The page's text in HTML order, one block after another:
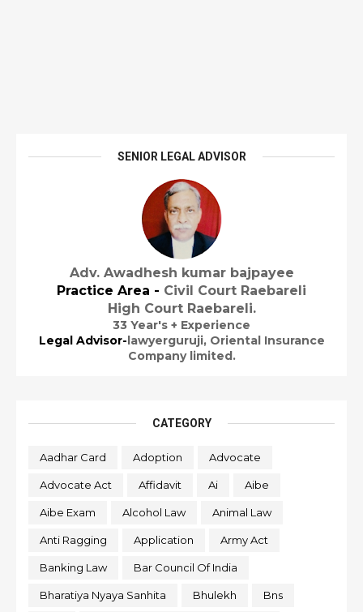
SENIOR LEGAL ADVISOR
Adv. Awadhesh kumar bajpayee
Practice Area - Civil Court Raebareli
High Court Raebareli.
33 Year's + Experience
Legal Advisor-lawyerguruji, Oriental Insurance
Company limited.
CATEGORY
Aadhar Card Adoption Advocate
Advocate Act Affidavit Ai Aibe
Aibe Exam Alcohol Law Animal Law
Anti Ragging Application Army Act
Banking Law Bar Council Of India
Bharatiya Nyaya Sanhita Bhulekh Bns